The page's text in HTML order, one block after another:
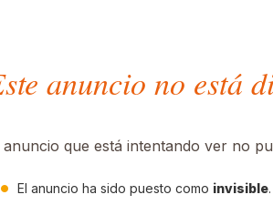
anuncio no está
anuncio que está intentando ver no
El anuncio ha sido puesto como invisible.